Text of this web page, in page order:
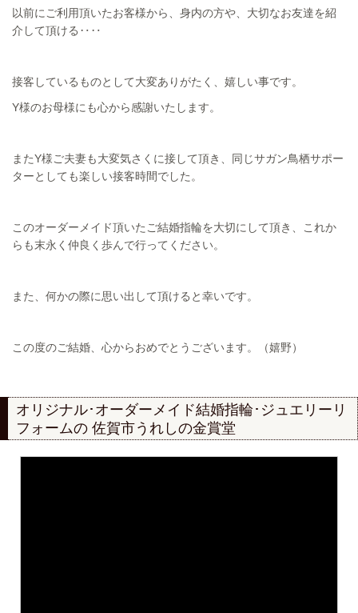
以前にご利用頂いたお客様から、身内の方や、大切なお友達を紹
介して頂ける‥‥
接客しているものとして大変ありがたく、嬉しい事です。
Y様のお母様にも心から感謝いたします。
またY様ご夫妻も大変気さくに接して頂き、同じサガン鳥栖サポー
ターとしても楽しい接客時間でした。
このオーダーメイド頂いたご結婚指輪を大切にして頂き、これか
らも末永く仲良く歩んで行ってください。
また、何かの際に思い出して頂けると幸いです。
この度のご結婚、心からおめでとうございます。（嬉野）
オリジナル･オーダーメイド結婚指輪･ジュエリーリ
フォームの 佐賀市うれしの金賞堂